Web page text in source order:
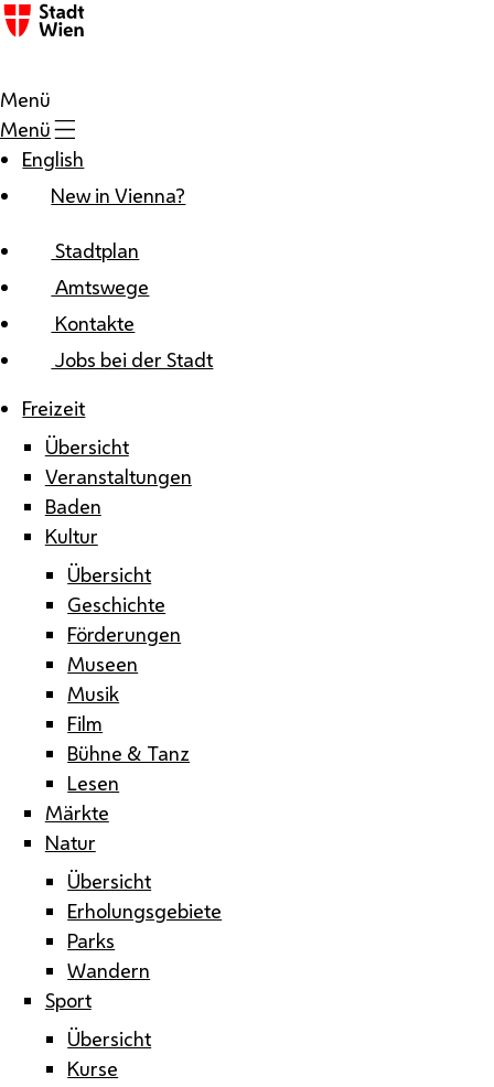
Zum Inhalt
Menü
Menü
English
New in Vienna?
Stadtplan
Amtswege
Kontakte
Jobs bei der Stadt
Freizeit
Übersicht
Veranstaltungen
Baden
Kultur
Übersicht
Geschichte
Förderungen
Museen
Musik
Film
Bühne & Tanz
Lesen
Märkte
Natur
Übersicht
Erholungsgebiete
Parks
Wandern
Sport
Übersicht
Kurse